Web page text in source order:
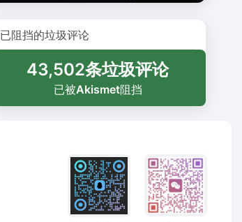
已阻挡的垃圾评论
43,502条垃圾评论
已被Akismet阻挡